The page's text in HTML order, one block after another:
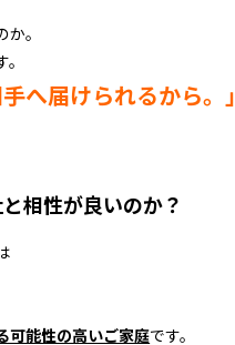
。
へ届けられるから。」
相性が良いのか？
可能性の高いご家庭です。